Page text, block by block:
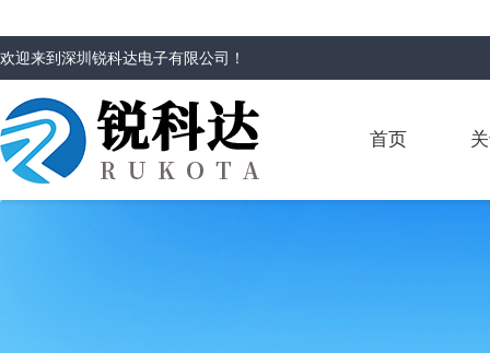
欢迎来到深圳锐科达电子有限公司 ！
首页